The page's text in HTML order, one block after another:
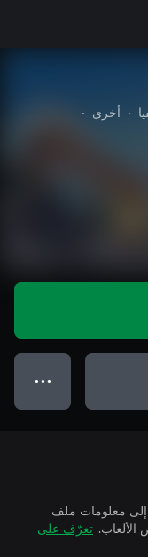
• أخرى
•
● ● ●
إلى معلومات ملف
تعرّف على